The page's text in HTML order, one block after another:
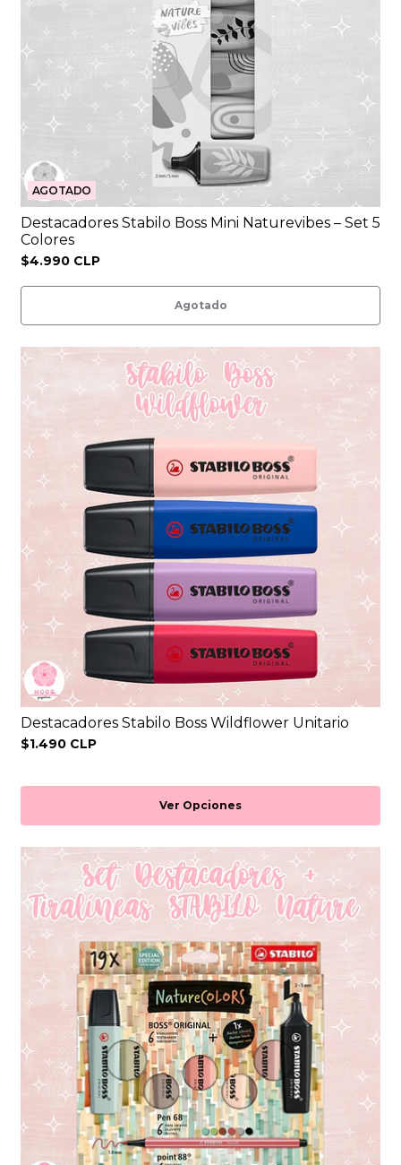
AGOTADO
Destacadores Stabilo Boss Mini Naturevibes – Set 5
Colores
$4.990 CLP
Agotado
Destacadores Stabilo Boss Wildflower Unitario
$1.490 CLP
Ver Opciones